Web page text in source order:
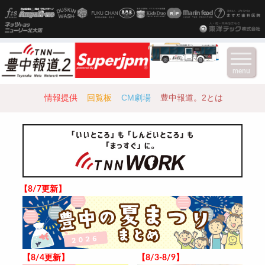
情報提供 回覧板 CM劇場 豊中報道。2とは
【8/7更新】
【8/4更新】 【8/3-8/9】
menu